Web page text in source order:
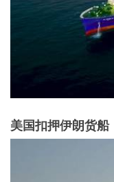
美国扣押伊朗货